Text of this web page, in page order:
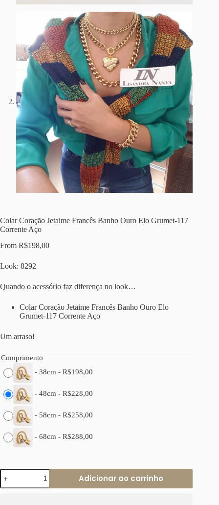
Colar Coração Jetaime Francês Banho Ouro Elo Grumet-117
Corrente Aço
From R$198,00
Look: 8292
Quando o acessório faz diferença no look…
Colar Coração Jetaime Francês Banho Ouro Elo
Grumet-117 Corrente Aço
Um arraso!
Comprimento
- 38cm - R$198,00
- 48cm - R$228,00
- 58cm - R$258,00
- 68cm - R$288,00
Colar
Coração
Jetaime
Adicionar ao carrinho